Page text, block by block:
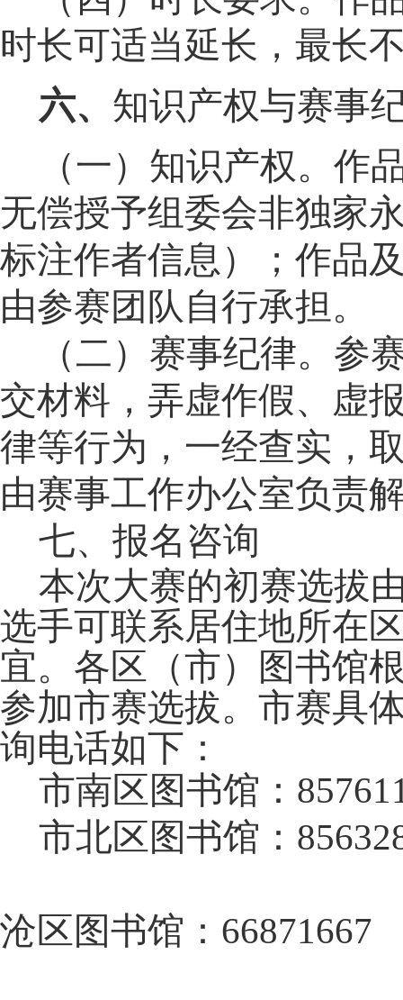
时长可适当延长，最长
六、 知识产权与赛事
（一）知识产权。 作
无偿授予组委会非独家
标注作者信息）；作品
由参赛团队自行承担。
（二）赛事纪律。 参
交材料，弄虚作假、虚
律等行为，一经查实，
由赛事工作办公室负责
七、报名咨询
本次大赛的初赛选拔
选手可联系居住地所在
宜。各区（市）图书馆
参加市赛选拔。市赛具
询电话如下：
市南区图书馆：
市北区图书馆：
沧区图书馆：66871667